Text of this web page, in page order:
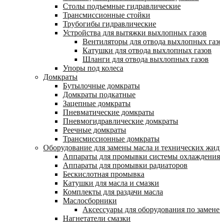
Столы подъемные гидравлические
Трансмиссионные стойки
Трубогибы гидравлические
Устройства для вытяжки выхлопных газов
Вентиляторы для отвода выхлопных
Катушки для отвода выхлопных газов
Шланги для отвода выхлопных газов
Упоры под колеса
Домкраты
Бутылочные домкраты
Домкраты подкатные
Зацепные домкраты
Пневматические домкраты
Пневмогидравлические домкраты
Реечные домкраты
Трансмиссионные домкраты
Оборудование для замены масла и технических
Аппараты для промывки системы охлаждения
Аппараты для промывки радиаторов
Бескислотная промывка
Катушки для масла и смазки
Комплекты для раздачи масла
Маслосборники
Аксессуары для оборудования по
Нагнетатели смазки